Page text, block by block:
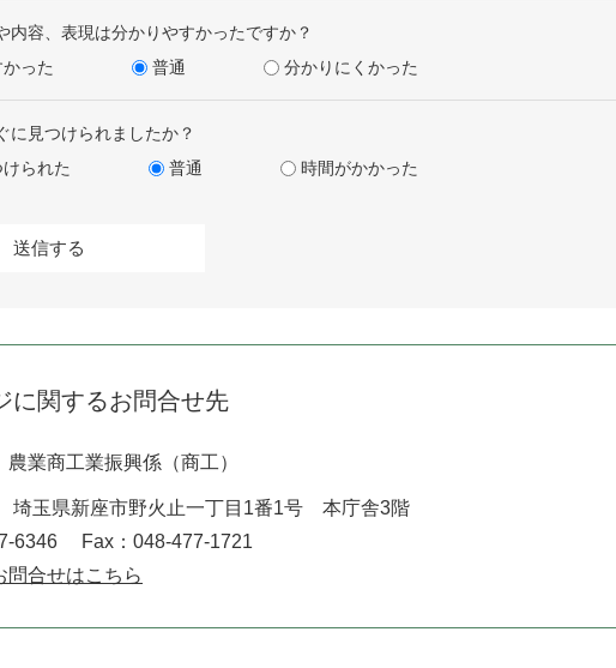
内容、表現は分かりやすかったですか？
った
普通 分かりにくかった
に見つけられましたか？
られた
普通 時間がかかった
に関するお問合せ先
農業商工業振興係（商工）
埼玉県新座市野火止一丁目1番1号 本庁舎3階
6346
Fax：048-477-1721
問合せはこちら